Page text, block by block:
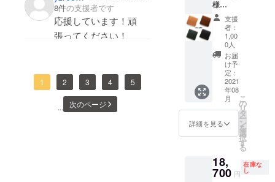
8件の支援者です
応援しています！頑
張ってください！
1 2 3 4 5
... 次のページ
様
15%OF
F】
HITOE®
FOLD -
Lisicio-
x 1 定価
18000
円ー割
引2700
円＋送
料800円
＋消費
月、左
利き8月
支援
者：
1,00
0人
お届
け予
定：
2021
年08
月
詳細を見る
こ
の
リ
タ
ー
ン
を
選
択
す
る
18,
700 円
在庫な
し